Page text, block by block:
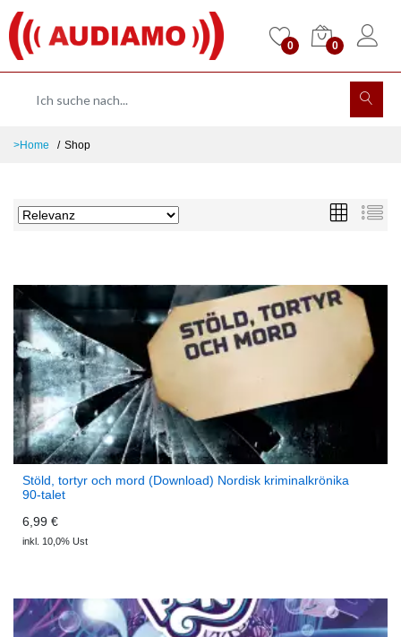
0 0
>Home Shop
Stöld, tortyr och mord (Download) Nordisk kriminalkrönika
90-talet
6,99 €
inkl. 10,0% Ust